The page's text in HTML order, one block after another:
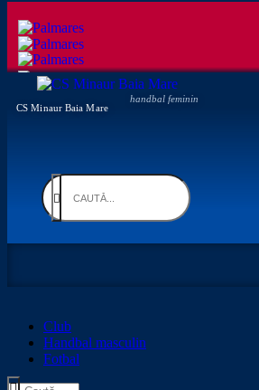
CS Minaur Baia Mare
handbal feminin
Club
Handbal masculin
Fotbal